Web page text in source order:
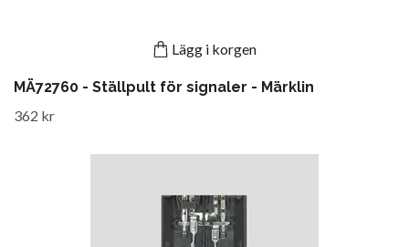
Lägg i korgen
MÄ72760 - Ställpult för signaler - Märklin
362 kr